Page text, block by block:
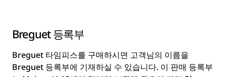
Breguet 등록부
Breguet 타임피스를 구매하시면 고객님의 이름을
Breguet 등록부에 기재하실 수 있습니다. 이 판매 등록부